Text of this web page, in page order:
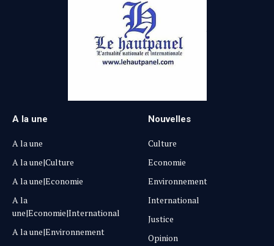
A la une
A la une
A la une|Culture
A la une|Economie
A la
une|Economie|International
A la une|Environnement
Nouvelles
Culture
Economie
Environnement
International
Justice
Opinion